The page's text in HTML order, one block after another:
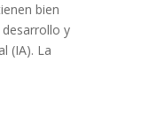
bien
y
(IA). La